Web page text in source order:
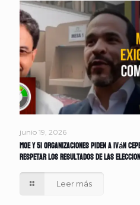
junio 19, 2026
MOE y 51 organizaciones piden a Iván
respetar los resultados de las
Leer más